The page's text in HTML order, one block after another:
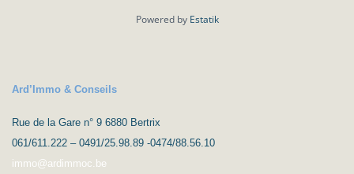
Powered by Estatik
Ard’Immo & Conseils
Rue de la Gare n° 9 6880 Bertrix
061/611.222 – 0491/25.98.89 -0474/88.56.10
immo@ardimmoc.be